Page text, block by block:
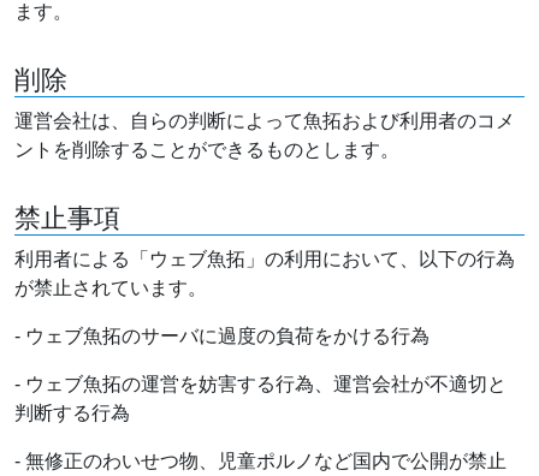
ます。
削除
運営会社は、自らの判断によって魚拓および利用者のコメ
ントを削除することができるものとします。
禁止事項
利用者による「ウェブ魚拓」の利用において、以下の行為
が禁止されています。
- ウェブ魚拓のサーバに過度の負荷をかける行為
- ウェブ魚拓の運営を妨害する行為、運営会社が不適切と
判断する行為
- 無修正のわいせつ物、児童ポルノなど国内で公開が禁止